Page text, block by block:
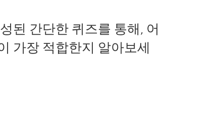
된 간단한 퀴즈를 통해, 어
가장 적합한지 알아보세